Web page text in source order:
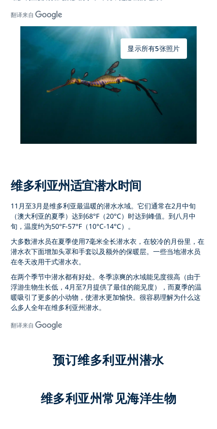
翻译来自
显示所有5张照片
维多利亚州适宜潜水时间
11月至3月是维多利亚最温暖的潜水水域。它们通常在2月中旬
（澳大利亚的夏季）达到68°F（20°C）时达到峰值。到八月中
旬，温度约为50°F-57°F（10°C-14°C）。
大多数潜水员在夏季使用7毫米全长潜水衣，在较冷的月份里，在
潜水衣下面增加头罩和手套以及额外的保暖层。一些当地潜水员
在冬天改用干式潜水衣。
在两个季节中潜水都有好处。冬季凉爽的水域能见度很高（由于
浮游生物生长低，4月至7月提供了最佳的能见度），而夏季的温
暖吸引了更多的小动物，使潜水更加愉快。很容易理解为什么这
么多人全年在维多利亚州潜水。
翻译来自
预订维多利亚州潜水
维多利亚州常见海洋生物